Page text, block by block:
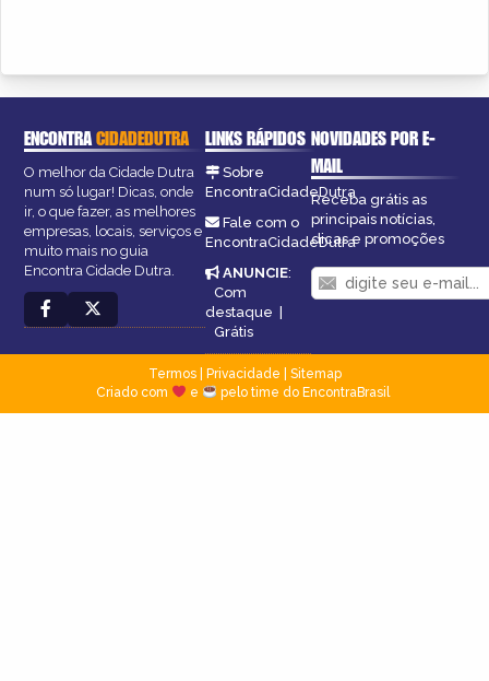
ENCONTRACIDADEDUTRA
O melhor da Cidade Dutra
num só lugar! Dicas, onde
ir, o que fazer, as melhores
empresas, locais, serviços e
muito mais no guia
Encontra Cidade Dutra.
LINKS RÁPIDOS
Sobre
EncontraCidadeDutra
Fale com o
EncontraCidadeDutra
ANUNCIE:
Com
destaque |
Grátis
NOVIDADES POR E-
MAIL
Receba grátis as
principais notícias,
dicas e promoções
Termos| Privacidade
Sitemap
Criado com
e pelo time do EncontraBrasil